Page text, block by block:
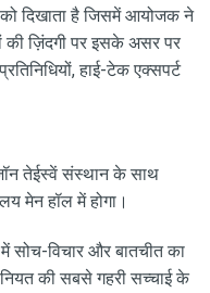
दिखाता है जिसमें आयोजक ने
की ज़िंदगी पर इसके असर पर
हाई-टेक एक्सपर्ट
तेईस्वें संस्थान के साथ
मेन हॉल में होगा।
सोच-विचार और बातचीत का
की सबसे गहरी सच्चाई के